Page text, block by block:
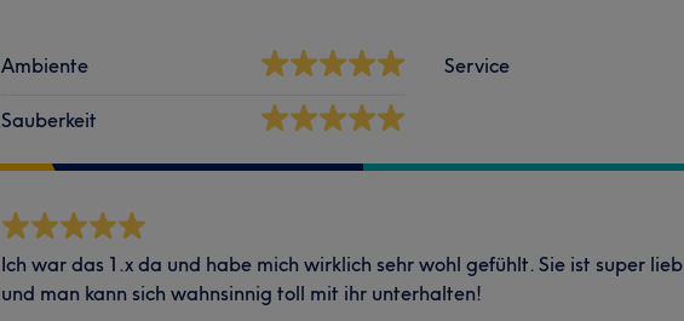
Ambiente
Sauberkeit
Service
Ich war das 1.x da und habe mich wirklich sehr wohl gefühlt. Sie ist super lieb
und man kann sich wahnsinnig toll mit ihr unterhalten!